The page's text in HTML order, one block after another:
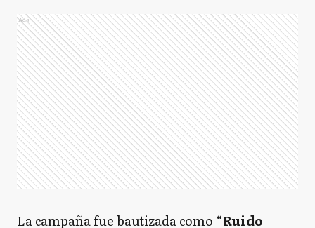
Ads
La campaña fue bautizada como “Ruido